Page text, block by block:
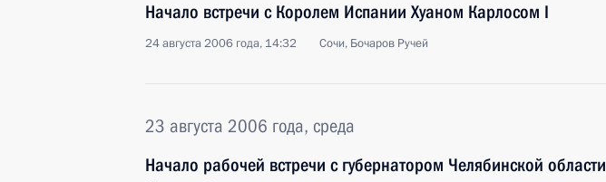
Начало встречи с Королем Испании Хуаном Карлосом I
24 августа 2006 года, 14:32 Сочи, Бочаров Ручей
23 августа 2006 года, среда
Начало рабочей встречи с губернатором Челябинской области